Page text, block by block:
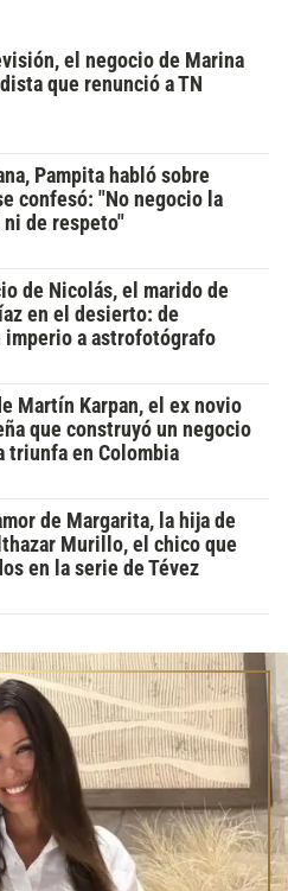
el negocio de Marina
que renunció a TN
Pampita habló sobre
confesó: "No negocio la
de respeto"
de Nicolás, el marido de
en el desierto: de
imperio a astrofotógrafo
Martín Karpan, el ex novio
que construyó un negocio
triunfa en Colombia
de Margarita, la hija de
Murillo, el chico que
en la serie de Tévez